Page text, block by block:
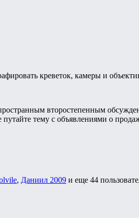
креветок, камеры и
второстепенным
путайте тему с объявлениями о
, Даниил 2009 и еще 44